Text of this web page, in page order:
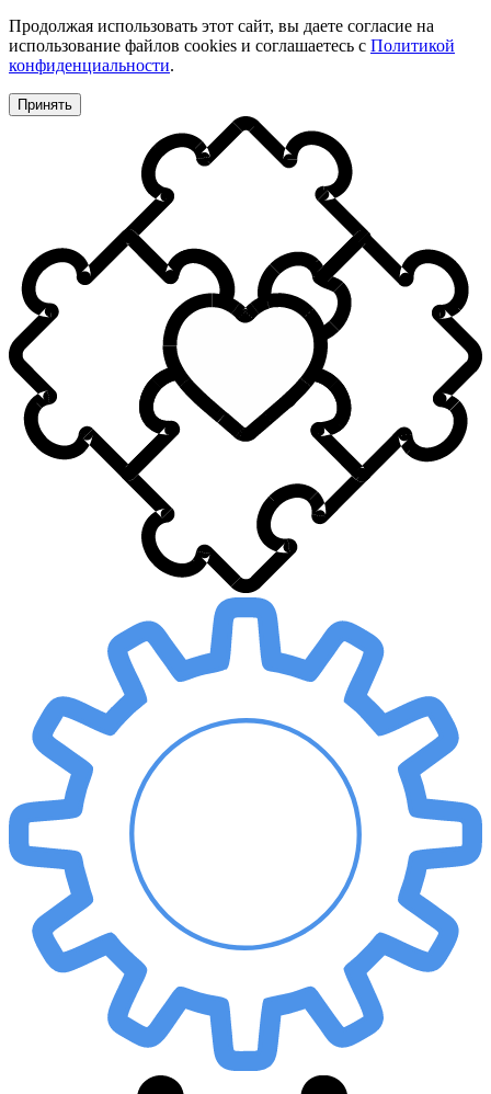
Продолжая использовать этот сайт, вы даете согласие на
использование файлов cookies и соглашаетесь с Политикой
конфиденциальности.
Принять